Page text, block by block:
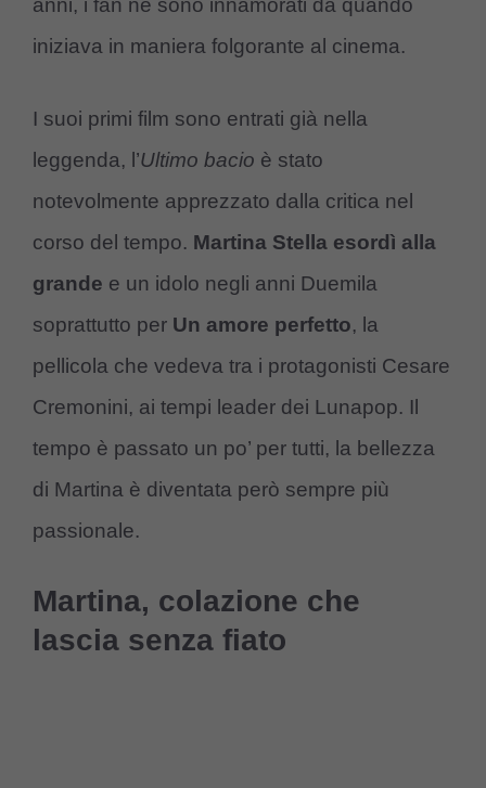
anni, i fan ne sono innamorati da quando
iniziava in maniera folgorante al cinema.
I suoi primi film sono entrati già nella
leggenda, l’Ultimo bacio è stato
notevolmente apprezzato dalla critica nel
corso del tempo. Martina Stella esordì alla
grande e un idolo negli anni Duemila
soprattutto per Un amore perfetto, la
pellicola che vedeva tra i protagonisti Cesare
Cremonini, ai tempi leader dei Lunapop. Il
tempo è passato un po’ per tutti, la bellezza
di Martina è diventata però sempre più
passionale.
Martina, colazione che
lascia senza fiato